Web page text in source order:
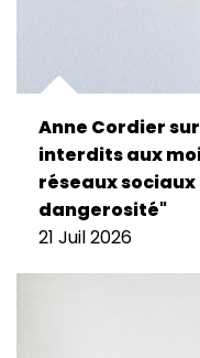
Anne Cordier
interdits aux
réseaux sociaux
dangerosité"
21 Juil 2026